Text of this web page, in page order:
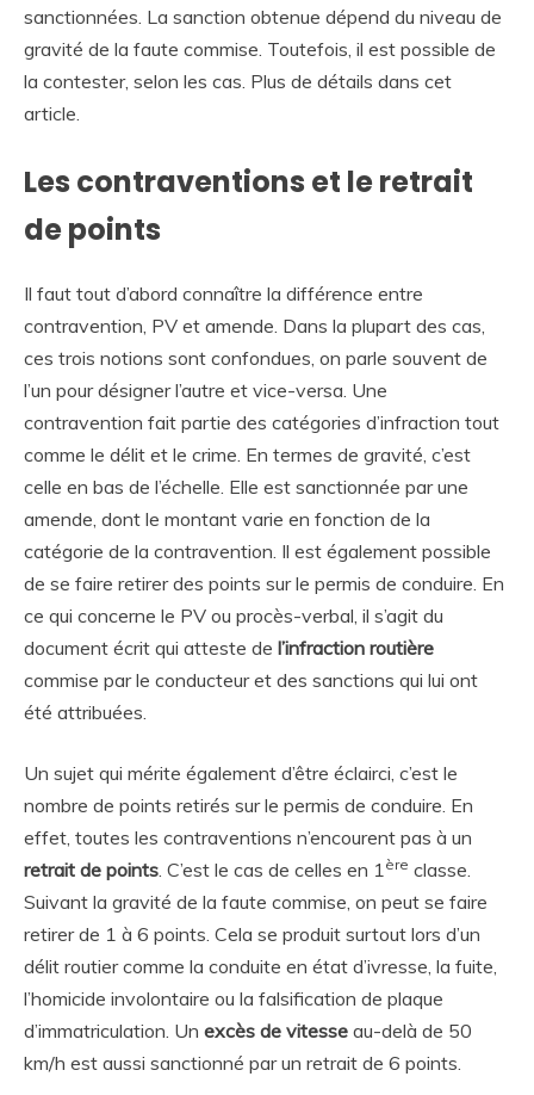
sanctionnées. La sanction obtenue dépend du niveau de
gravité de la faute commise. Toutefois, il est possible de
la contester, selon les cas. Plus de détails dans cet
article.
Les contraventions et le retrait
de points
Il faut tout d’abord connaître la différence entre
contravention, PV et amende. Dans la plupart des cas,
ces trois notions sont confondues, on parle souvent de
l’un pour désigner l’autre et vice-versa. Une
contravention fait partie des catégories d’infraction tout
comme le délit et le crime. En termes de gravité, c’est
celle en bas de l’échelle. Elle est sanctionnée par une
amende, dont le montant varie en fonction de la
catégorie de la contravention. Il est également possible
de se faire retirer des points sur le permis de conduire. En
ce qui concerne le PV ou procès-verbal, il s’agit du
document écrit qui atteste de l’infraction routière
commise par le conducteur et des sanctions qui lui ont
été attribuées.
Un sujet qui mérite également d’être éclairci, c’est le
nombre de points retirés sur le permis de conduire. En
effet, toutes les contraventions n’encourent pas à un
retrait de points . C’est le cas de celles en 1 ère classe.
Suivant la gravité de la faute commise, on peut se faire
retirer de 1 à 6 points. Cela se produit surtout lors d’un
délit routier comme la conduite en état d’ivresse, la fuite,
l’homicide involontaire ou la falsification de plaque
d’immatriculation. Un excès de vitesse au-delà de 50
km/h est aussi sanctionné par un retrait de 6 points.